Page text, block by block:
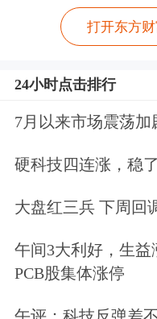
元、5200.93亿
值为14.52亿元
较高的有农业银
等，最新流通
创新高的能力是
一，今日收盘创
个股股价呈不断
打开东方
24小时点击排行
7月以来市场震荡加
硬科技四连涨，稳
大盘红三兵 下周回
午间3大利好，生益
PCB股集体涨停